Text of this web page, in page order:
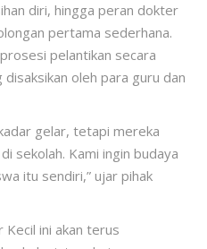
diri, hingga peran dokter
pertama sederhana.
pelantikan secara
oleh para guru dan
gelar, tetapi mereka
sekolah. Kami ingin budaya
itu sendiri,” ujar pihak
Kecil ini akan terus